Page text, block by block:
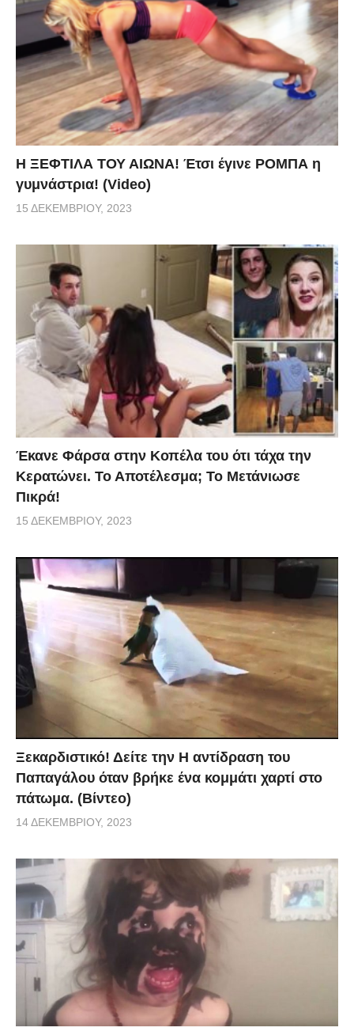
Η ΞΕΦΤΙΛΑ ΤΟΥ ΑΙΩΝΑ! Έτσι έγινε ΡΟΜΠΑ η
γυμνάστρια! (Video)
15 ΔΕΚΕΜΒΡΊΟΥ, 2023
Έκανε Φάρσα στην Κοπέλα του ότι τάχα την
Κερατώνει. Το Αποτέλεσμα; Το Μετάνιωσε
Πικρά!
15 ΔΕΚΕΜΒΡΊΟΥ, 2023
Ξεκαρδιστικό! Δείτε την Η αντίδραση του
Παπαγάλου όταν βρήκε ένα κομμάτι χαρτί στο
πάτωμα. (Βίντεο)
14 ΔΕΚΕΜΒΡΊΟΥ, 2023